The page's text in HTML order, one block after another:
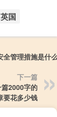
英国
全管理措施是什
下一篇
2000字的
要花多少钱